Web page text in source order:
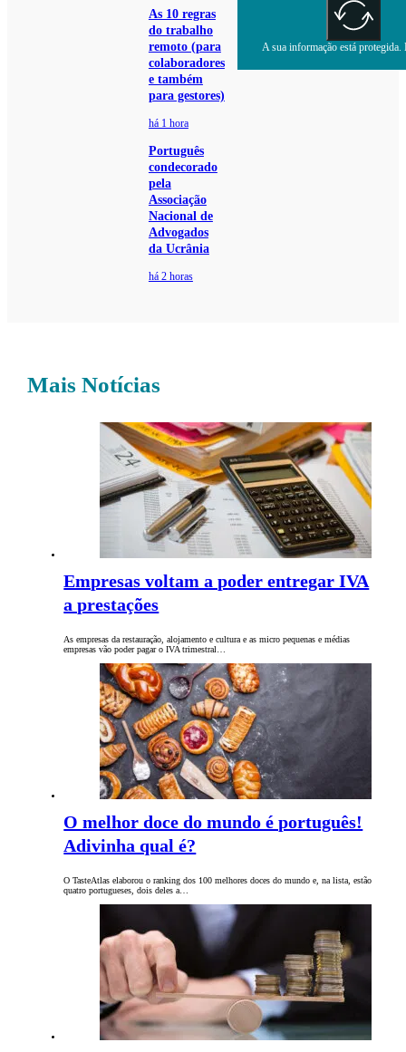
As 10 regras
do trabalho
remoto (para
colaboradores
e também
para gestores)
há 1 hora
Português
condecorado
pela
Associação
Nacional de
Advogados
da Ucrânia
há 2 horas
A sua informação está
Mais Notícias
Empresas voltam a poder entregar IVA
a prestações
As empresas da restauração, alojamento e cultura e as micro pequenas e médias
empresas vão poder pagar o IVA trimestral…
O melhor doce do mundo é português!
Adivinha qual é?
O TasteAtlas elaborou o ranking dos 100 melhores doces do mundo e, na lista, estão
quatro portugueses, dois deles a…